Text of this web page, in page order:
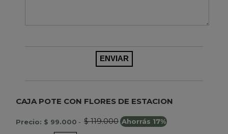
CAJA POTE CON FLORES DE ESTACION
Precio: $ 99.000 - $ 119.000 Ahorrás 17%